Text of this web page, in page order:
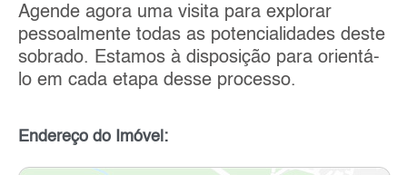
Agende agora uma visita para explorar
pessoalmente todas as potencialidades deste
sobrado. Estamos à disposição para orientá-
lo em cada etapa desse processo.
Endereço do Imóvel: